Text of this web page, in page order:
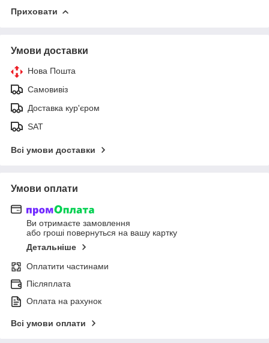
Приховати
Умови доставки
Нова Пошта
Самовивіз
Доставка кур'єром
SAT
Всі умови доставки
Умови оплати
Ви отримаєте замовлення
або гроші повернуться на вашу картку
Детальніше
Оплатити частинами
Післяплата
Оплата на рахунок
Всі умови оплати